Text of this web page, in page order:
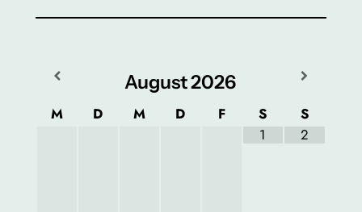
August2026
M D M D F S
S
1
2